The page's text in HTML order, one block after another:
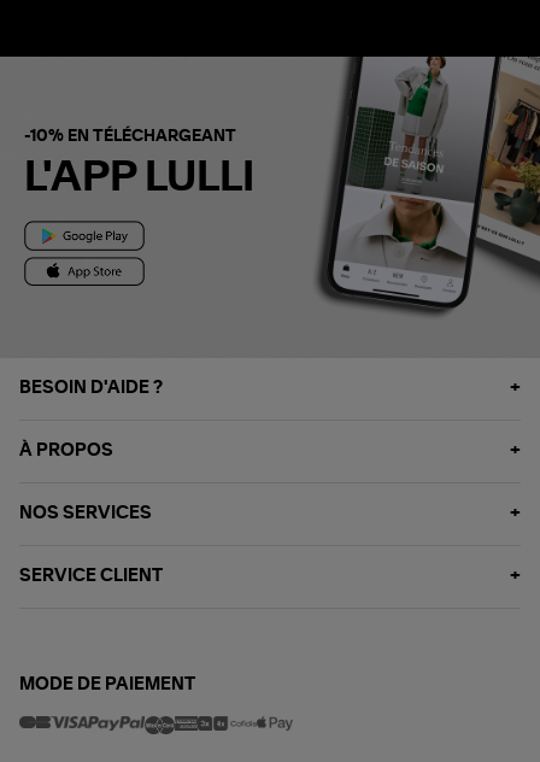
-10% EN TÉLÉCHARGEANT
L'APP LULLI
BESOIN D'AIDE ?
À PROPOS
NOS SERVICES
SERVICE CLIENT
MODE DE PAIEMENT